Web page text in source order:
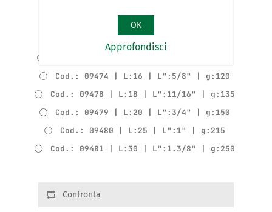
Cod.: 09474 | L:10 | L":3/8" | g:85
Cod.: 09474 | L:16 | L":5/8" | g:120
Cod.: 09478 | L:18 | L":11/16" | g:135
Cod.: 09479 | L:20 | L":3/4" | g:150
Cod.: 09480 | L:25 | L":1" | g:215
Cod.: 09481 | L:30 | L":1.3/8" | g:250
Confronta
OK
Approfondisci